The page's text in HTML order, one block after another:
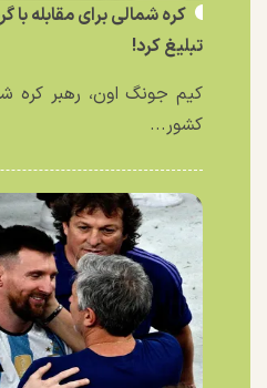
کره شمالی برای مقابله
تبلیغ کرد!
کیم جونگ اون، رهبر کره
کشور...